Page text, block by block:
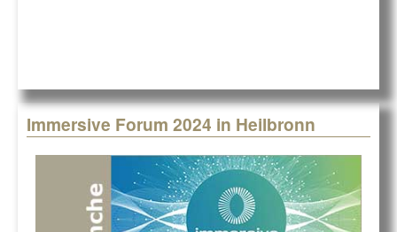
Immersive Forum 2024 in Heilbronn